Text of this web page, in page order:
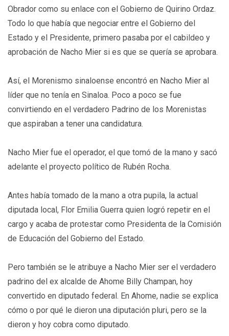
Obrador como su enlace con el Gobierno de Quirino Ordaz.
Todo lo que había que negociar entre el Gobierno del
Estado y el Presidente, primero pasaba por el cabildeo y
aprobación de Nacho Mier si es que se quería se aprobara.
Así, el Morenismo sinaloense encontró en Nacho Mier al
líder que no tenía en Sinaloa. Poco a poco se fue
convirtiendo en el verdadero Padrino de los Morenistas
que aspiraban a tener una candidatura.
Nacho Mier fue el operador, el que tomó de la mano y sacó
adelante el proyecto político de Rubén Rocha.
Antes había tomado de la mano a otra pupila, la actual
diputada local, Flor Emilia Guerra quien logró repetir en el
cargo y acaba de protestar como Presidenta de la Comisión
de Educación del Gobierno del Estado.
Pero también se le atribuye a Nacho Mier ser el verdadero
padrino del ex alcalde de Ahome Billy Champan, hoy
convertido en diputado federal. En Ahome, nadie se explica
cómo o por qué le dieron una diputación pluri, pero se la
dieron y hoy cobra como diputado.